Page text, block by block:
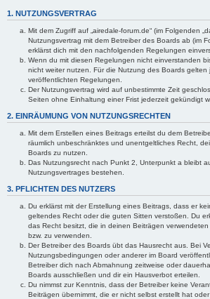
1. NUTZUNGSVERTRAG
Mit dem Zugriff auf „airedale-forum.de“ (im Folgenden
Nutzungsvertrag mit dem Betreiber des Boards ab (im
erklärst dich mit den nachfolgenden Regelungen
Wenn du mit diesen Regelungen nicht einverstanden
nicht weiter nutzen. Für die Nutzung des Boards gelten
veröffentlichten Regelungen.
Der Nutzungsvertrag wird auf unbestimmte Zeit
Seiten ohne Einhaltung einer Frist jederzeit gekündigt
2. EINRÄUMUNG VON NUTZUNGSRECHTEN
Mit dem Erstellen eines Beitrags erteilst du dem
räumlich unbeschränktes und unentgeltliches Recht,
Boards zu nutzen.
Das Nutzungsrecht nach Punkt 2, Unterpunkt a bleibt
Nutzungsvertrages bestehen.
3. PFLICHTEN DES NUTZERS
Du erklärst mit der Erstellung eines Beitrags, dass er
geltendes Recht oder die guten Sitten verstoßen. Du
das Recht besitzt, die in deinen Beiträgen
bzw. zu verwenden.
Der Betreiber des Boards übt das Hausrecht aus. Bei
Nutzungsbedingungen oder anderer im Board
Betreiber dich nach Abmahnung zeitweise oder
Boards ausschließen und dir ein Hausverbot erteilen.
Du nimmst zur Kenntnis, dass der Betreiber keine
Beiträgen übernimmt, die er nicht selbst erstellt hat